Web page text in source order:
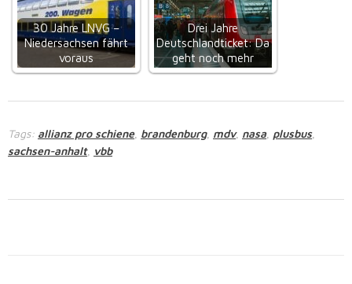
30 Jahre LNVG –
Niedersachsen fährt
voraus
Drei Jahre
Deutschlandticket: Da
geht noch mehr
Tags: allianz pro schiene, brandenburg, mdv, nasa, plusbus,
sachsen-anhalt, vbb